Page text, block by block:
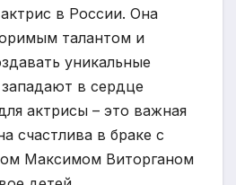
в России. Она
талантом и
уникальные
в сердце
актрисы – это важная
счастлива в браке с
Максимом Виторганом